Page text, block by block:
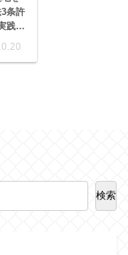
条許
践ス
検索